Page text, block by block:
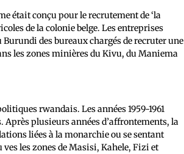
était conçu pour le recrutement de ‘la
de la colonie belge. Les entreprises
des bureaux chargés de recruter une
les zones minières du Kivu, du Maniema
rwandais. Les années 1959-1961
plusieurs années d’affrontements, la
liées à la monarchie ou se sentant
les zones de Masisi, Kahele, Fizi et